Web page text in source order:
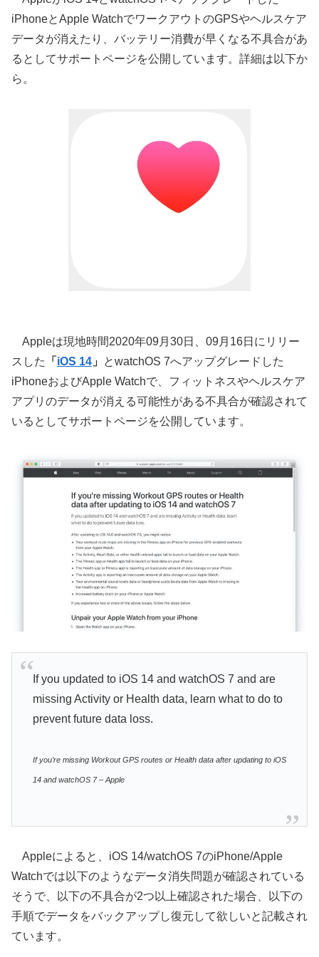
iPhoneとApple WatchでワークアウトのGPSやヘルスケア
データが消えたり、バッテリー消費が早くなる不具合があ
るとしてサポートページを公開しています。詳細は以下か
ら。
Appleは現地時間2020年09月30日、09月16日にリリー
スした
「 iOS 14 」
とwatchOS 7へアップグレードした
iPhoneおよびApple Watchで、フィットネスやヘルスケア
アプリのデータが消える可能性がある不具合が確認されて
いるとしてサポートページを公開しています。
If you updated to iOS 14 and watchOS 7 and are
missing Activity or Health data, learn what to do to
prevent future data loss.
If you’re missing Workout GPS routes or Health data after updating to iOS
14 and watchOS 7 – Apple
Appleによると、iOS 14/watchOS 7のiPhone/Apple
Watchでは以下のようなデータ消失問題が確認されている
そうで、以下の不具合が2つ以上確認された場合、以下の
手順でデータをバックアップし復元して欲しいと記載され
ています。